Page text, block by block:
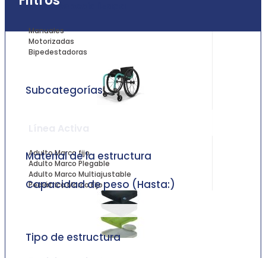
Línea especializada
Manuales
Motorizadas
Bipedestadoras
Adulto Marco fijo
Adulto Marco Plegable
Adulto Marco Multiajustable
Pediátrica Marco Fijo
Subcategorías
Material de la estructura
Capacidad de peso (Hasta:)
Tipo de estructura